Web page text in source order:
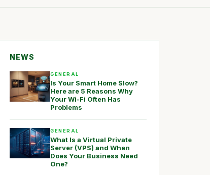
NEWS
GENERAL
Is Your Smart Home Slow?
Here are 5 Reasons Why
Your Wi-Fi Often Has
Problems
GENERAL
What Is a Virtual Private
Server (VPS) and When
Does Your Business Need
One?